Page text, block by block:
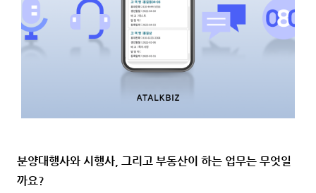
분양대행사와 시행사, 그리고 부동산이 하는 업무는 무엇일
까요?